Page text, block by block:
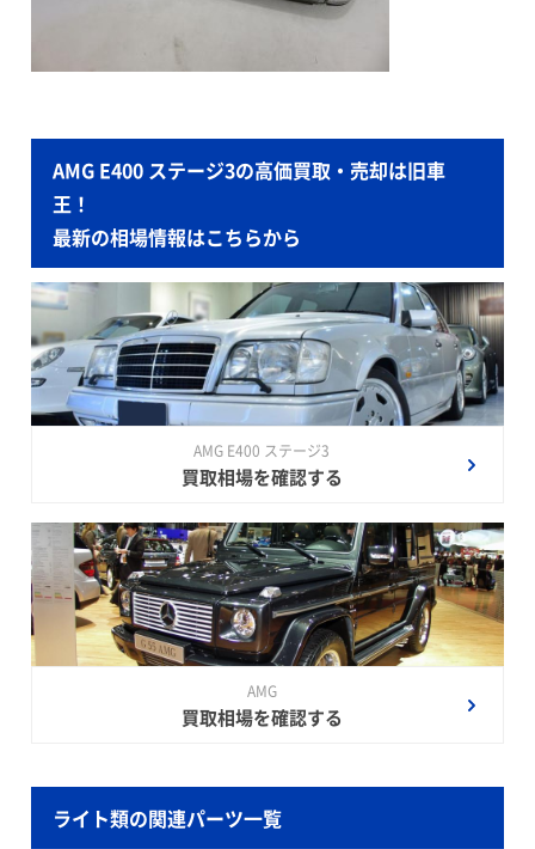
AMG E400 ステージ3の高価買取・売却は旧車
王！
最新の相場情報はこちらから
AMG E400 ステージ3
買取相場を確認する
AMG
買取相場を確認する
ライト類の関連パーツ一覧